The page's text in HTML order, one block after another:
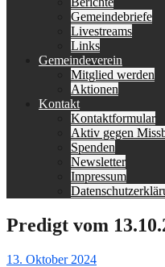
Gemeindebriefe
Livestreams
Links
Gemeindeverein
Mitglied werden
Aktionen
Kontakt
Kontaktformular
Aktiv gegen
Spenden
Newsletter
Impressum
Predigt vom
Gepostet
13. Oktober 2024